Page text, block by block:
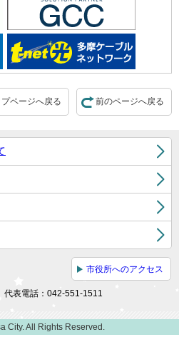
前のページへ戻る
プページへ戻る
市役所へのアクセス
表電話：042-551-1511
City. All Rights Reserved.